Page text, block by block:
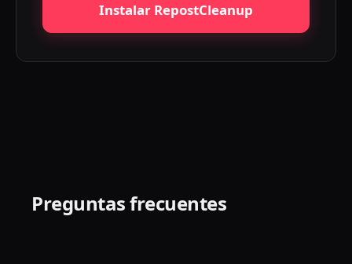
Instalar RepostCleanup
Preguntas frecuentes